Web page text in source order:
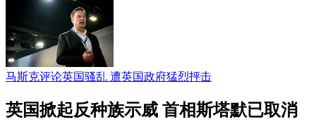
马斯克评论英国骚乱 遭英国政府猛烈抨击
英国掀起反种族示威 首相斯塔默已取消